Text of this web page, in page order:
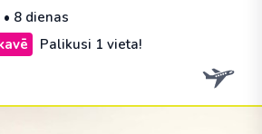
• 8 dienas
Palikusi 1 vieta!